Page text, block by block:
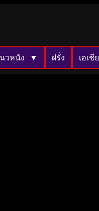
วหนัง ฝรั่ง เอเชีย